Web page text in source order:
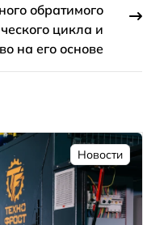
обратимого
цикла и
на его основе
Новости